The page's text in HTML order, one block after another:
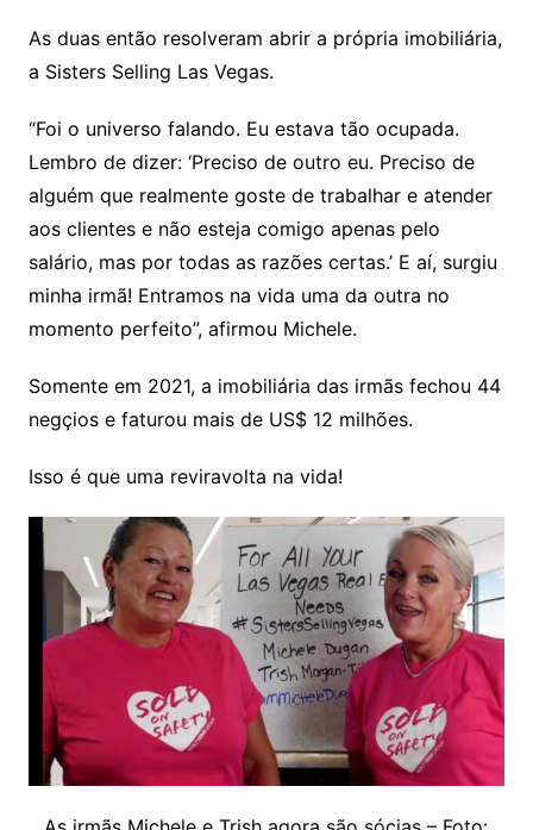
As duas então resolveram abrir a própria imobiliária,
a Sisters Selling Las Vegas.
“Foi o universo falando. Eu estava tão ocupada.
Lembro de dizer: ‘Preciso de outro eu. Preciso de
alguém que realmente goste de trabalhar e atender
aos clientes e não esteja comigo apenas pelo
salário, mas por todas as razões certas.’ E aí, surgiu
minha irmã! Entramos na vida uma da outra no
momento perfeito”, afirmou Michele.
Somente em 2021, a imobiliária das irmãs fechou 44
negçios e faturou mais de US$ 12 milhões.
Isso é que uma reviravolta na vida!